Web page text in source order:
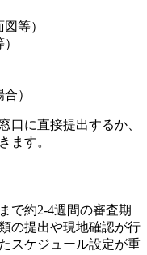
等）
）
口に直接提出するか、
ます。
で約2-4週間の審査期
の提出や現地確認が行
スケジュール設定が重